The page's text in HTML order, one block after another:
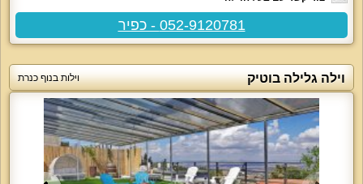
052-9120781 - כפיר
וילה גלילה בוטיק וילות בנוף כנרת